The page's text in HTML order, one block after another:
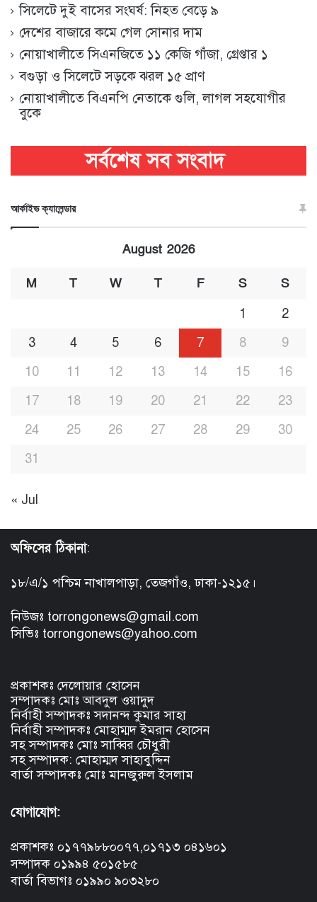
সিলেটে দুই বাসের সংঘর্ষ: নিহত বেড়ে ৯
দেশের বাজারে কমে গেল সোনার দাম
নোয়াখালীতে সিএনজিতে ১১ কেজি গাঁজা, গ্রেপ্তার ১
বগুড়া ও সিলেটে সড়কে ঝরল ১৫ প্রাণ
নোয়াখালীতে বিএনপি নেতাকে গুলি, লাগল সহযোগীর
বুকে
আর্কাইভ ক্যালেন্ডার
August 2026
M T W T F S S
1
2
3
4 5 6 7 8
9
10
11 12 13 14 15
16
17
18 19 20 21 22
23
24
25 26 27 28 29
30
31
« Jul
অফিসের ঠিকানা:
১৮/এ/১ পশ্চিম নাখালপাড়া, তেজগাঁও, ঢাকা-১২১৫।
নিউজঃ torrongonews@gmail.com
সিভিঃ torrongonews@yahoo.com
প্রকাশকঃ দেলোয়ার হোসেন
সম্পাদকঃ মোঃ আবদুল ওয়াদুদ
নির্বাহী সম্পাদকঃ সদানন্দ কুমার সাহা
নির্বাহী সম্পাদকঃ মোহাম্মদ ইমরান হোসেন
সহ সম্পাদকঃ মোঃ সাব্বির চৌধুরী
সহ সম্পাদক: মোহাম্মদ সাহাবুদ্দিন
বার্তা সম্পাদকঃ মোঃ মানজুরুল ইসলাম
যোগাযোগ:
প্রকাশকঃ ০১৭৭৯৮৮০০৭৭,০১৭১৩ ০৪১৬০১
সম্পাদক ০১৯৯৪ ৫০১৫৮৫
বার্তা বিভাগঃ ০১৯৯০ ৯০৩২৮০